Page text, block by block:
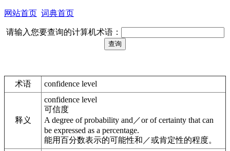
网站首页 词典首页
请输入您要查询的计算机术语：
术语 confidence level
释义
confidence level
可信度
A degree of probability and／or of certainty that can
be expressed as a percentage.
能用百分数表示的可能性和／或肯定性的程度。